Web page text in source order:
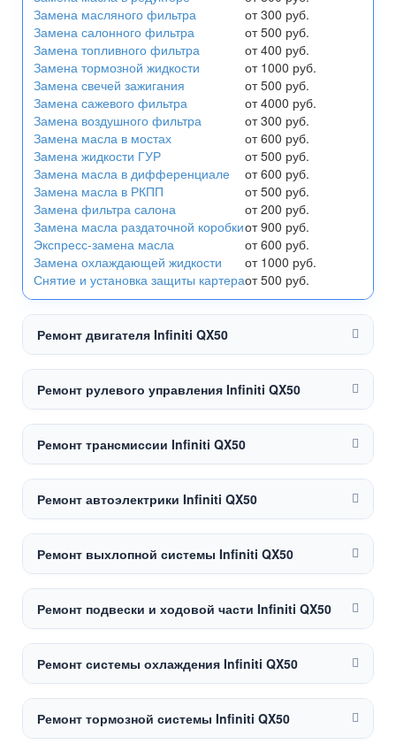
Замена масляного фильтра
от 300 руб.
Замена салонного фильтра
от 500 руб.
Замена топливного фильтра
от 400 руб.
Замена тормозной жидкости
от 1000 руб.
Замена свечей зажигания
от 500 руб.
Замена сажевого фильтра
от 4000 руб.
Замена воздушного фильтра
от 300 руб.
Замена масла в мостах
от 600 руб.
Замена жидкости ГУР
от 500 руб.
Замена масла в дифференциале
от 600 руб.
Замена масла в РКПП
от 500 руб.
Замена фильтра салона
от 200 руб.
Замена масла раздаточной коробкиот 900 руб.
Экспресс-замена масла
от 600 руб.
Замена охлаждающей жидкости
от 1000 руб.
Снятие и установка защиты картераот 500 руб.
Ремонт двигателя Infiniti QX50
Ремонт рулевого управления Infiniti QX50
Ремонт трансмиссии Infiniti QX50
Ремонт автоэлектрики Infiniti QX50
Ремонт выхлопной системы Infiniti QX50
Ремонт подвески и ходовой части Infiniti QX50
Ремонт системы охлаждения Infiniti QX50
Ремонт тормозной системы Infiniti QX50